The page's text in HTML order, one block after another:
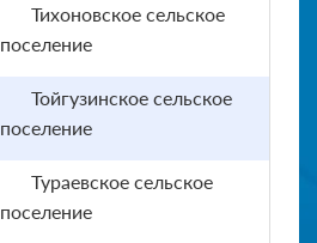
Тихоновское сельское
поселение
Тойгузинское сельское
поселение
Тураевское сельское
поселение